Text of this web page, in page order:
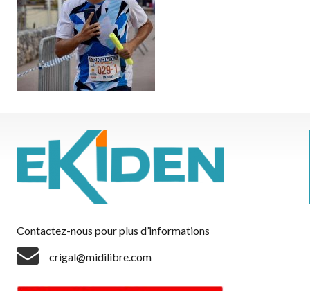
Contactez-nous pour plus d’informations
crigal@midilibre.com